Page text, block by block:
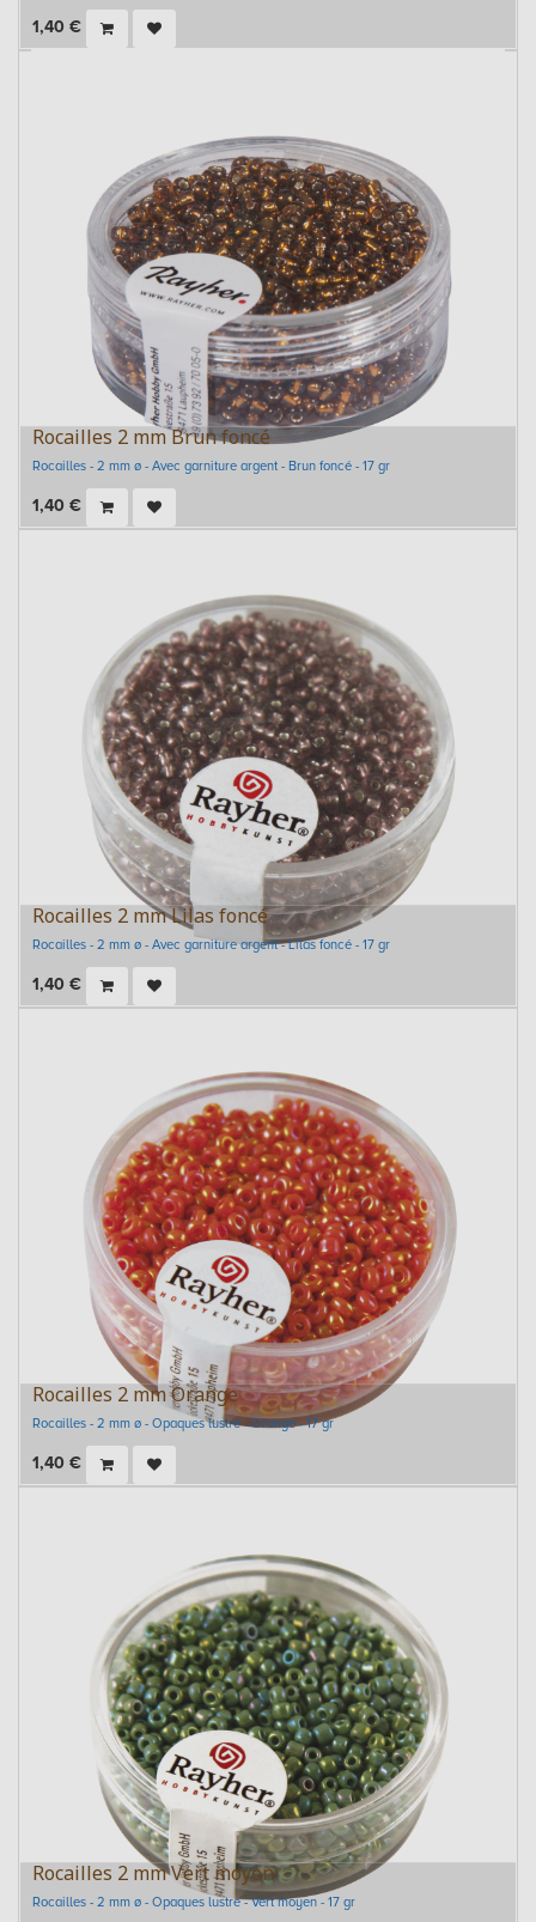
1,40 €
Rocailles 2 mm Brun foncé
Rocailles - 2 mm ø - Avec garniture argent - Brun foncé - 17 gr
1,40 €
Rocailles 2 mm Lilas foncé
Rocailles - 2 mm ø - Avec garniture argent - Lilas foncé - 17 gr
1,40 €
Rocailles 2 mm Orange
Rocailles - 2 mm ø - Opaques lustre - Orange - 17 gr
1,40 €
Rocailles 2 mm Vert moyen
Rocailles - 2 mm ø - Opaques lustre - Vert moyen - 17 gr